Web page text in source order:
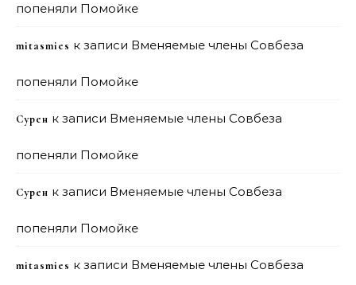
попеняли Помойке
mitasmies к записи Вменяемые члены Совбеза
попеняли Помойке
Сурен к записи Вменяемые члены Совбеза
попеняли Помойке
Сурен к записи Вменяемые члены Совбеза
попеняли Помойке
mitasmies к записи Вменяемые члены Совбеза